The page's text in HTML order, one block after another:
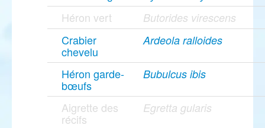
Héron vert Butorides virescens
Crabier
chevelu
Ardeola ralloides
Héron garde-
bœufs
Bubulcus ibis
Aigrette des
récifs
Egretta gularis